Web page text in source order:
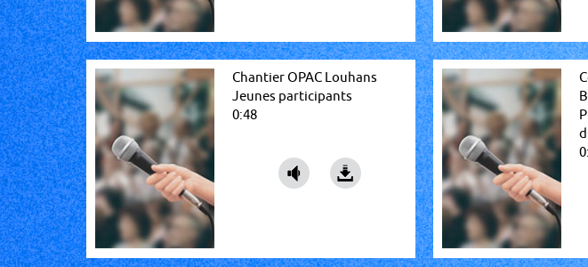
Chantier OPAC Louhans
Jeunes participants
0:48